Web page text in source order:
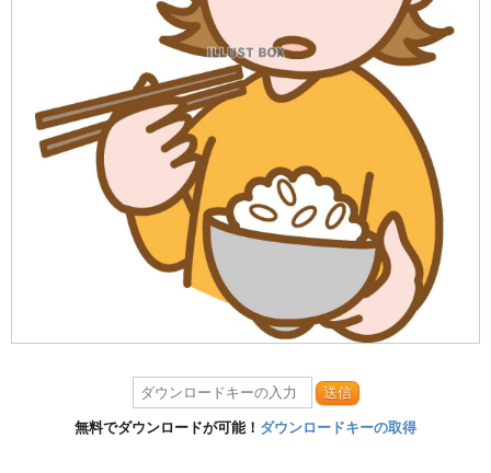
送信
無料でダウンロードが可能！ ダウンロードキーの取得